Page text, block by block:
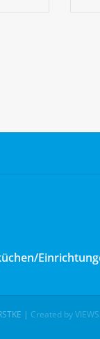
| Created by